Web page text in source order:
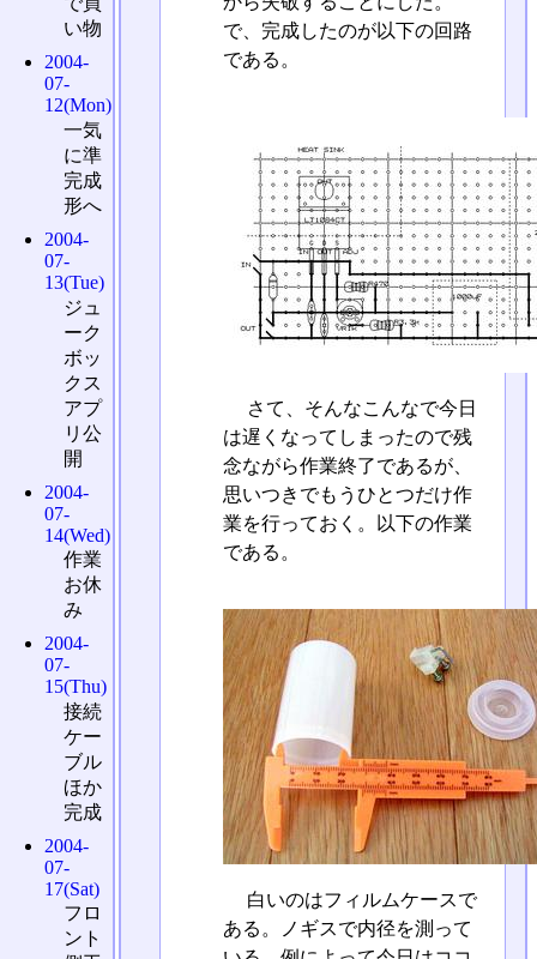
で、完成したのが以下の回路
である。
さて、そんなこんなで今日
は遅くなってしまったので残
念ながら作業終了であるが、
思いつきでもうひとつだけ作
業を行っておく。以下の作業
である。
白いのはフィルムケースで
ある。ノギスで内径を測って
い物
2004-
07-
12(Mon)
一気
に準
完成
形へ
2004-
07-
13(Tue)
ジュ
ーク
ボッ
クス
アプ
リ公
開
2004-
07-
14(Wed)
作業
お休
み
2004-
07-
15(Thu)
接続
ケー
ブル
ほか
完成
2004-
07-
17(Sat)
フロ
ント